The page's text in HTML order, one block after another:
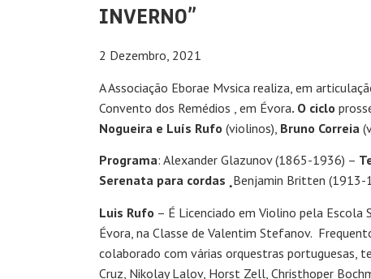
INVERNO”
2 Dezembro, 2021
A Associação Eborae Mvsica realiza, em
Convento dos Remédios , em Évora. O ciclo
Nogueira e Luís Rufo (violinos), Bruno Correia
Programa: Alexander Glazunov (1865-1936) –
Serenata para cordas ¸ Benjamin Britten (1913-
Luis Rufo – É Licenciado em Violino pela Escola
Évora, na Classe de Valentim Stefanov.
colaborado com várias orquestras portuguesas,
Cruz, Nikolay Lalov, Horst Zell, Christhoper